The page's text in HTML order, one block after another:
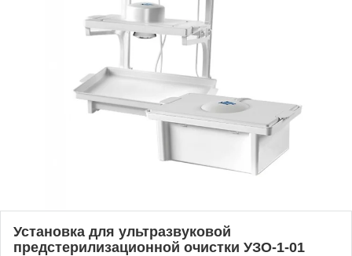
Установка для ультразвуковой
предстерилизационной очистки УЗО-1-01